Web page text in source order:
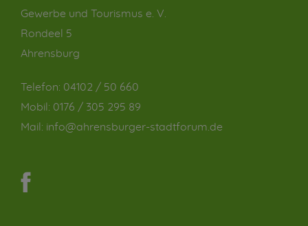
Gewerbe und Tourismus e. V.
Rondeel 5
Ahrensburg
Telefon: 04102 / 50 660
Mobil: 0176 / 305 295 89
Mail: info@ahrensburger-stadtforum.de